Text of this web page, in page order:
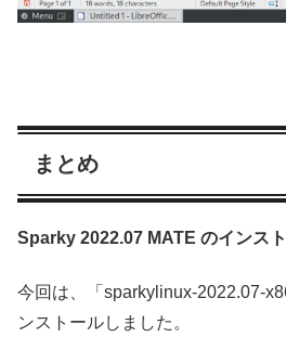
まとめ
Sparky 2022.07 MATE のインス
今回は、「sparkylinux-2022.07-
ンストールしました。